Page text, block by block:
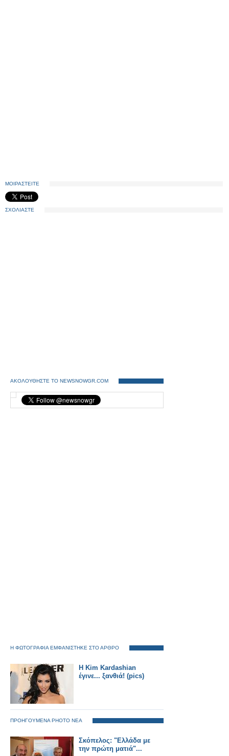
ΜΟΙΡΑΣΤΕΙΤΕ
ΣΧΟΛΙΑΣΤΕ
ΑΚΟΛΟΥΘΗΣΤΕ ΤΟ NEWSNOWGR.COM
Η ΦΩΤΟΓΡΑΦΙΑ ΕΜΦΑΝΙΣΤΗΚΕ ΣΤΟ ΑΡΘΡΟ
Η Kim Kardashian
έγινε... ξανθιά! (pics)
ΠΡΟΗΓΟΥΜΕΝΑ PHOTO ΝΕΑ
Σκόπελος: "Ελλάδα με
την πρώτη ματιά"...